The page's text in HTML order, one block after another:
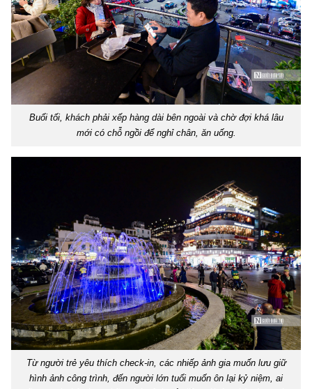
Buổi tối, khách phải xếp hàng dài bên ngoài và chờ đợi khá lâu
mới có chỗ ngồi để nghỉ chân, ăn uống.
Từ người trẻ yêu thích check-in, các nhiếp ảnh gia muốn lưu giữ
hình ảnh công trình, đến người lớn tuổi muốn ôn lại kỷ niệm, ai